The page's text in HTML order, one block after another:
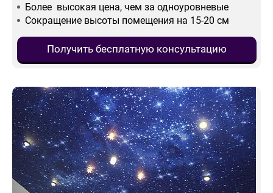
Более высокая цена, чем за одноуровневые
Сокращение высоты помещения на 15-20 см
Получить бесплатную консультацию